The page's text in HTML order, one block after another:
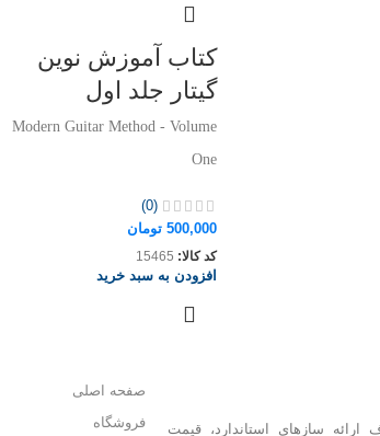
کتاب آموزش نوین
گیتار جلد اول
Modern Guitar Method - Volume
One
(0)
500,000 تومان
کد کالا: 15465
افزودن به سبد خرید
ارائه سازهای استاندارد، قیمت
صفحه اصلی
فروشگاه